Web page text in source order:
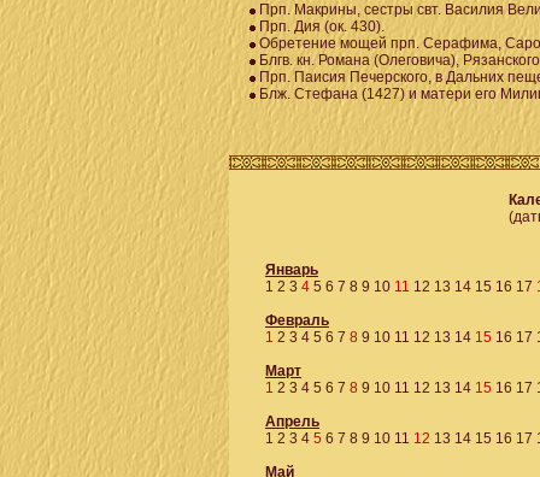
Прп. Макрины, сестры свт. Василия
Прп. Дия (ок. 430).
Обретение мощей прп. Серафима,
Блгв. кн. Романа (Олеговича),
Прп. Паисия Печерского, в Дальних
Блж. Стефана (1427) и матери его
Январь
1 2 3 4 5 6 7 8 9 10 11 12 13 14 15 16 17
Февраль
1 2 3 4 5 6 7 8 9 10 11 12 13 14 15 16 17
Март
1 2 3 4 5 6 7 8 9 10 11 12 13 14 15 16 17
Апрель
1 2 3 4 5 6 7 8 9 10 11 12 13 14 15 16 17
Май